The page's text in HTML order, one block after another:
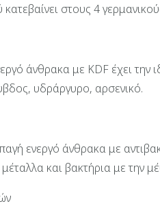
στους 4
άνθρακα με KDF έχει την
υδράργυρο, αρσενικό.
ενεργό άνθρακα με
και βακτήρια με την